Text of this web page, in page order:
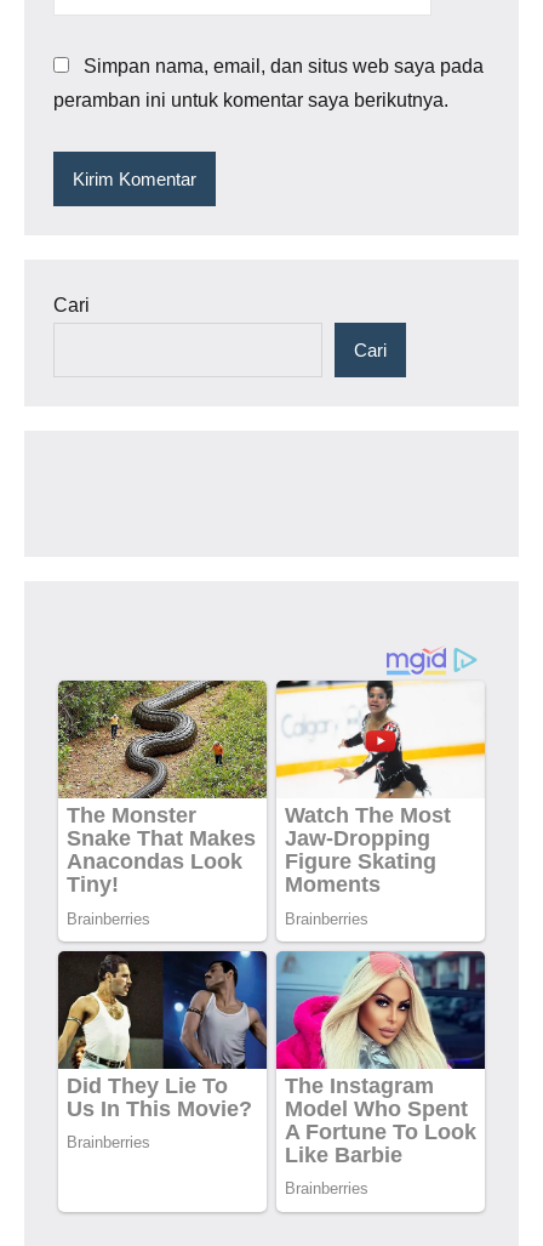
Simpan nama, email, dan situs web saya pada
peramban ini untuk komentar saya berikutnya.
Cari
Cari